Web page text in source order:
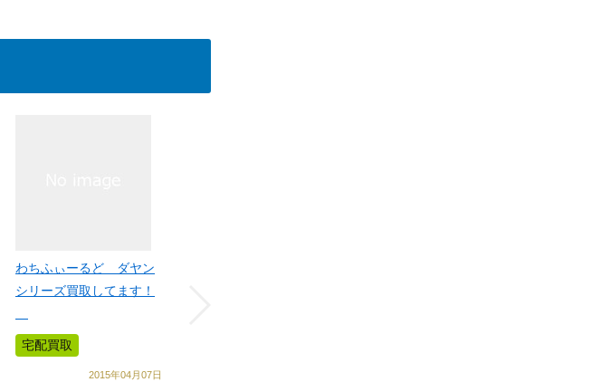
わちふぃーるど ダヤン
シリーズ買取してます！
宅配買取
2015年04月07日